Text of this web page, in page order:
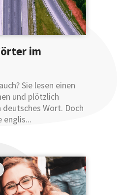
im
Sie lesen einen
und plötzlich
deutsches Wort. Doch
... dass
Sie Ihre
bereits
an
sprachlichen
Glauben
Sie uns
nicht?
Testen